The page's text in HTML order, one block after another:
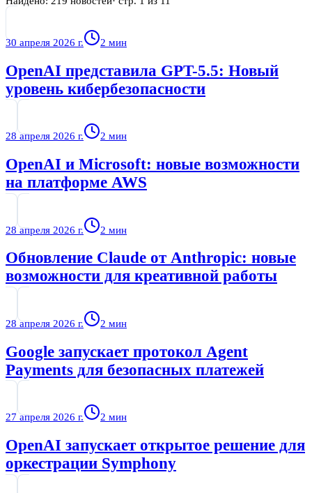
30 апреля 2026 г. 2 мин
OpenAI представила GPT-5.5: Новый
уровень кибербезопасности
28 апреля 2026 г. 2 мин
OpenAI и Microsoft: новые возможности
на платформе AWS
28 апреля 2026 г. 2 мин
Обновление Claude от Anthropic: новые
возможности для креативной работы
28 апреля 2026 г. 2 мин
Google запускает протокол Agent
Payments для безопасных платежей
27 апреля 2026 г. 2 мин
OpenAI запускает открытое решение для
оркестрации Symphony